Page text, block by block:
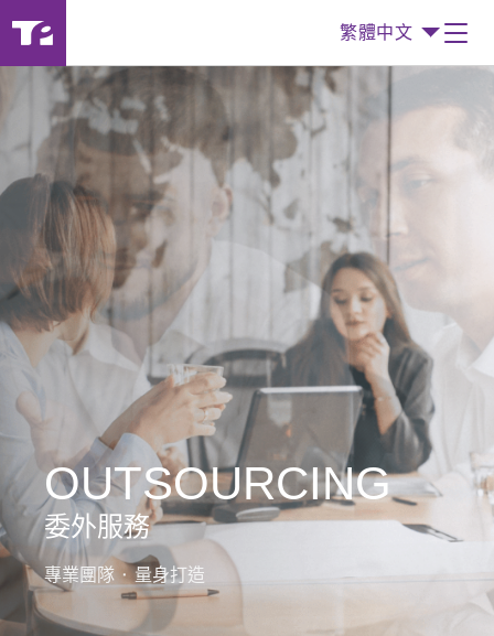
繁體中文
OUTSOURCING
委外服務
專業團隊 ⬝ 量身打造